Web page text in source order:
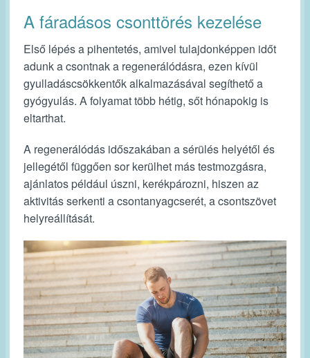
A fáradásos csonttörés kezelése
Első lépés a pihentetés, amivel tulajdonképpen időt
adunk a csontnak a regenerálódásra, ezen kívül
gyulladáscsökkentők alkalmazásával segíthető a
gyógyulás. A folyamat több hétig, sőt hónapokig is
eltarthat.
A regenerálódás időszakában a sérülés helyétől és
jellegétől függően sor kerülhet más testmozgásra,
ajánlatos például úszni, kerékpározni, hiszen az
aktivitás serkenti a csontanyagcserét, a csontszövet
helyreállítását.